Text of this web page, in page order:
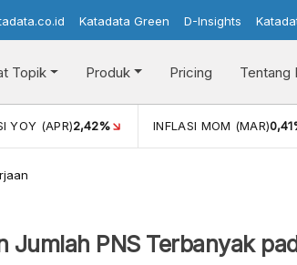
Katadata Green D-Insights
Topik Produk Pricing Tentang
YOY (APR)2,42% INFLASI MOM (MAR)
Jumlah PNS Terbanyak